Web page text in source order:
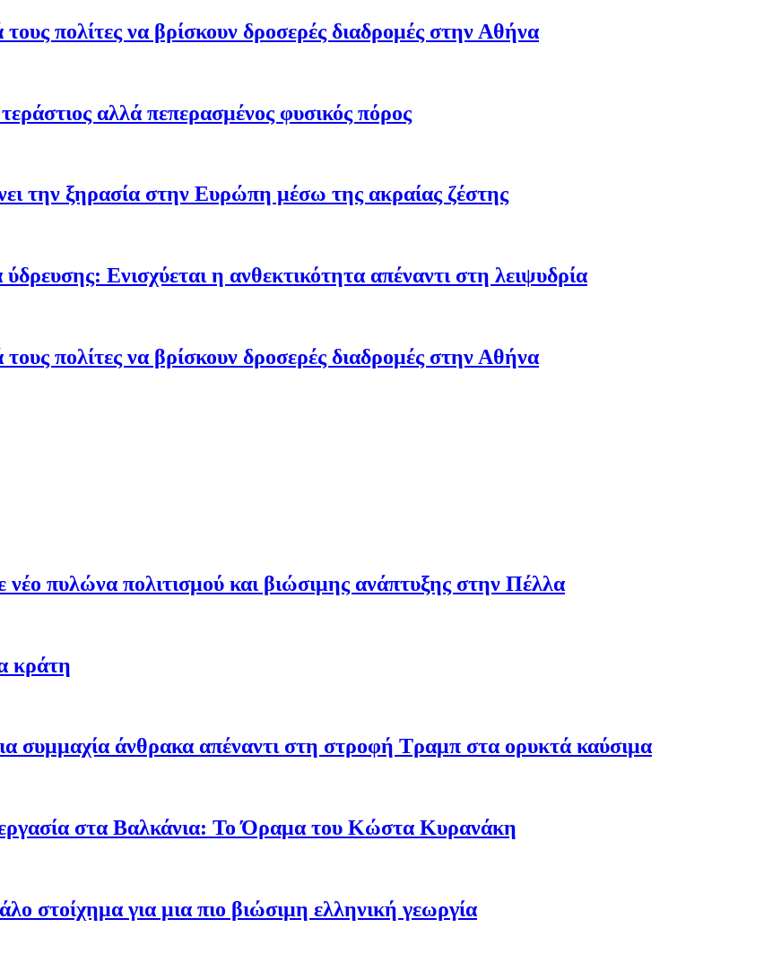
πολίτες να βρίσκουν δροσερές διαδρομές στην Αθήνα
αλλά πεπερασμένος φυσικός πόρος
την ξηρασία στην Ευρώπη μέσω της ακραίας ζέστης
Ενισχύεται η ανθεκτικότητα απέναντι στη λειψυδρία
πολίτες να βρίσκουν δροσερές διαδρομές στην Αθήνα
πυλώνα πολιτισμού και βιώσιμης ανάπτυξης στην Πέλλα
κράτη
συμμαχία άνθρακα απέναντι στη στροφή Τραμπ στα ορυκτά καύσιμα
στα Βαλκάνια: Το Όραμα του Κώστα Κυρανάκη
στοίχημα για μια πιο βιώσιμη ελληνική γεωργία